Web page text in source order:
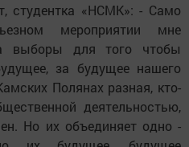
студентка «НСМК»: - Само
мероприятии мне
выборы для того чтобы
за будущее нашего
Полянах разная, кто-
деятельностью,
Но их объединяет одно -